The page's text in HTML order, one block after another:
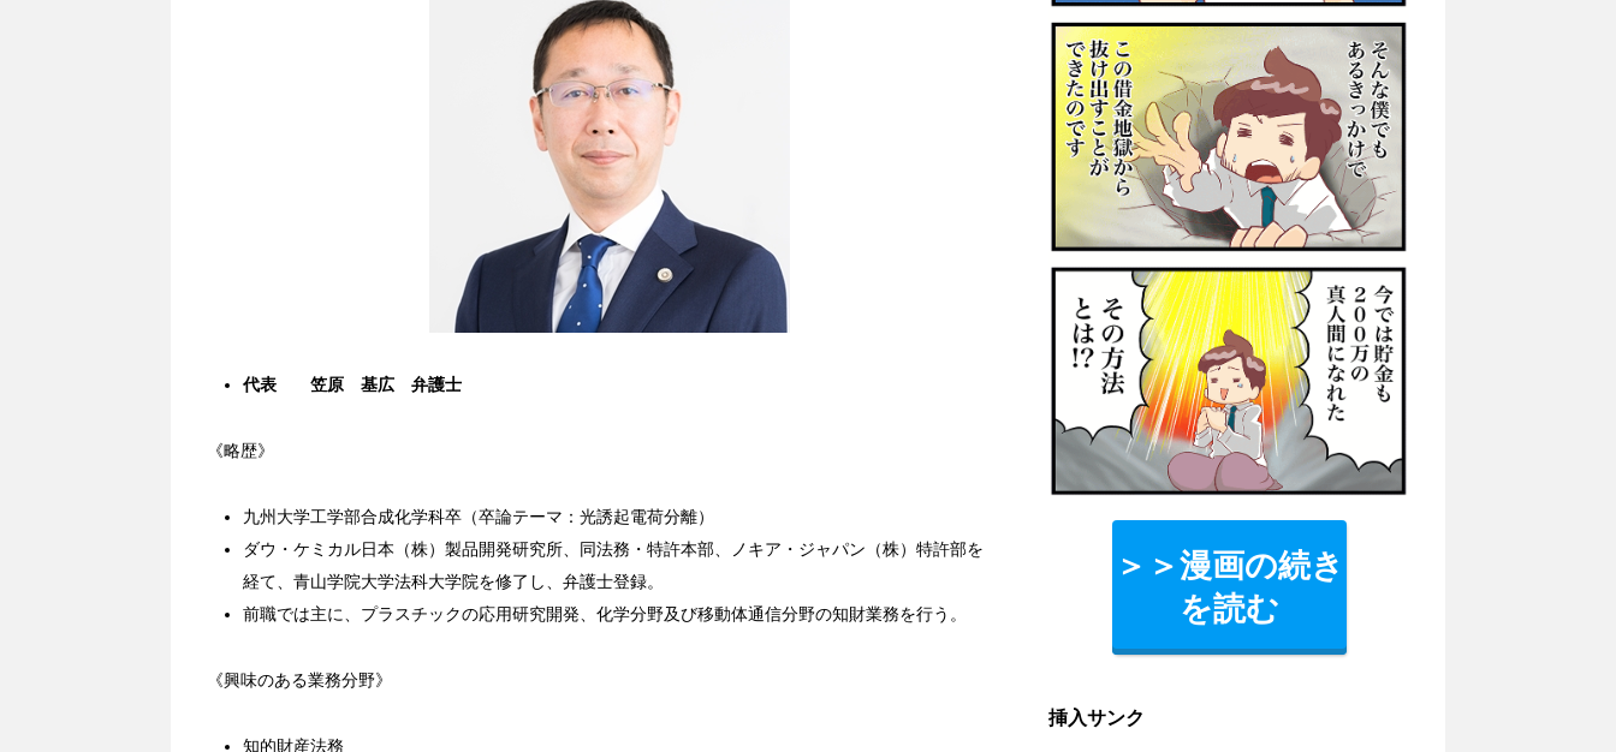
代表 笠原 基広 弁護士
《略歴》
九州大学工学部合成化学科卒（卒論テーマ：光誘起電荷分離）
ダウ・ケミカル日本（株）製品開発研究所、同法務・特許本部、ノキア・ジャパン（株）特許部を
経て、青山学院大学法科大学院を修了し、弁護士登録。
前職では主に、プラスチックの応用研究開発、化学分野及び移動体通信分野の知財業務を行う。
《興味のある業務分野》
知的財産法務
＞＞漫画の続き
を読む
挿入サンク